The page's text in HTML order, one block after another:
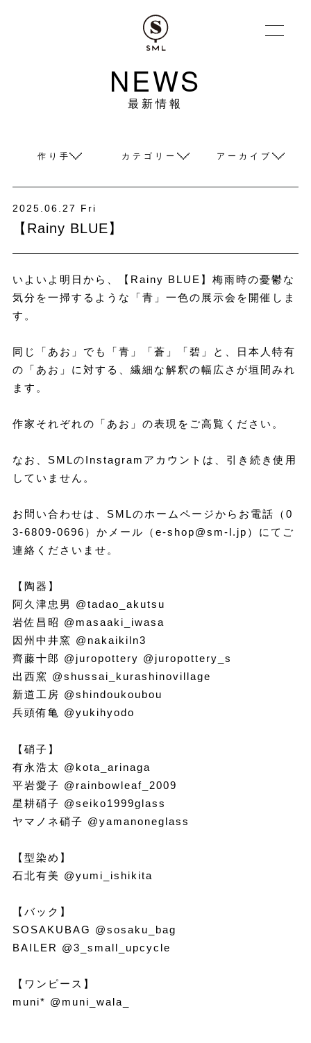
NEWS
最新情報
作り手 カテゴリー アーカイブ
2025.06.27 Fri
【Rainy BLUE】
いよいよ明日から、【Rainy BLUE】梅雨時の憂鬱な
気分を一掃するような「青」一色の展示会を開催しま
す。
同じ「あお」でも「青」「蒼」「碧」と、日本人特有
の「あお」に対する、繊細な解釈の幅広さが垣間みれ
ます。
作家それぞれの「あお」の表現をご高覧ください。
なお、SMLのInstagramアカウントは、引き続き使用
していません。
お問い合わせは、SMLのホームページからお電話（0
3-6809-0696）かメール（e-shop@sm-l.jp）にてご
連絡くださいませ。
【陶器】
阿久津忠男 @tadao_akutsu
岩佐昌昭 @masaaki_iwasa
因州中井窯 @nakaikiln3
齊藤十郎 @juropottery @juropottery_s
出西窯 @shussai_kurashinovillage
新道工房 @shindoukoubou
兵頭侑亀 @yukihyodo
【硝子】
有永浩太 @kota_arinaga
平岩愛子 @rainbowleaf_2009
星耕硝子 @seiko1999glass
ヤマノネ硝子 @yamanoneglass
【型染め】
石北有美 @yumi_ishikita
【バック】
SOSAKUBAG @sosaku_bag
BAILER @3_small_upcycle
【ワンピース】
muni* @muni_wala_